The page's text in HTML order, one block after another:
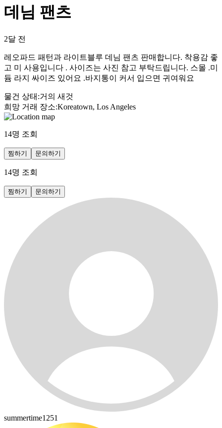
데님 팬츠
2달 전
레오파드 패턴과 라이트블루 데님 팬츠 판매합니다. 착용감 좋
고 미 사용입니다 . 사이즈는 사진 참고 부탁드립니다. 스몰 .미
듐 라지 싸이즈 있어요 .바지통이 커서 입으면 귀여워요
물건 상태 :거의 새것
희망 거래 장소:Koreatown, Los Angeles
14명 조회
찜하기 문의하기
14명 조회
찜하기 문의하기
summertime1251